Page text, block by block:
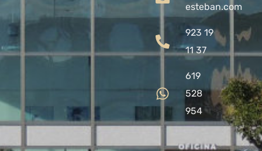
esteban.com
923 19
11 37
619
528
954